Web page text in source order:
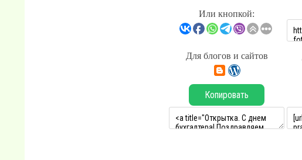
Или кнопкой:
Для блогов и сайтов
Копировать